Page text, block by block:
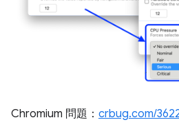
Chromium 問題： crbug.com/